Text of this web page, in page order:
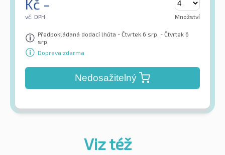
Kč -
vč. DPH Množství
Předpokládaná dodací lhůta - Čtvrtek 6 srp. - Čtvrtek 6
srp.
Doprava zdarma
Nedosažitelný
Viz též